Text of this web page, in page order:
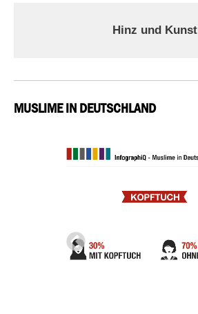
Hinz und Kunst
MUSLIME IN DEUTSCHLAND